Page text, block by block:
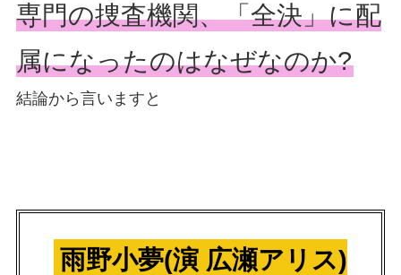
専門の捜査機関、「全決」に配
属になったのはなぜなのか?
結論から言いますと
雨野小夢(演 広瀬アリス)